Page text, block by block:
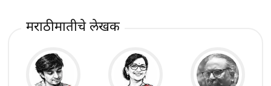
मराठीमातीचे लेखक